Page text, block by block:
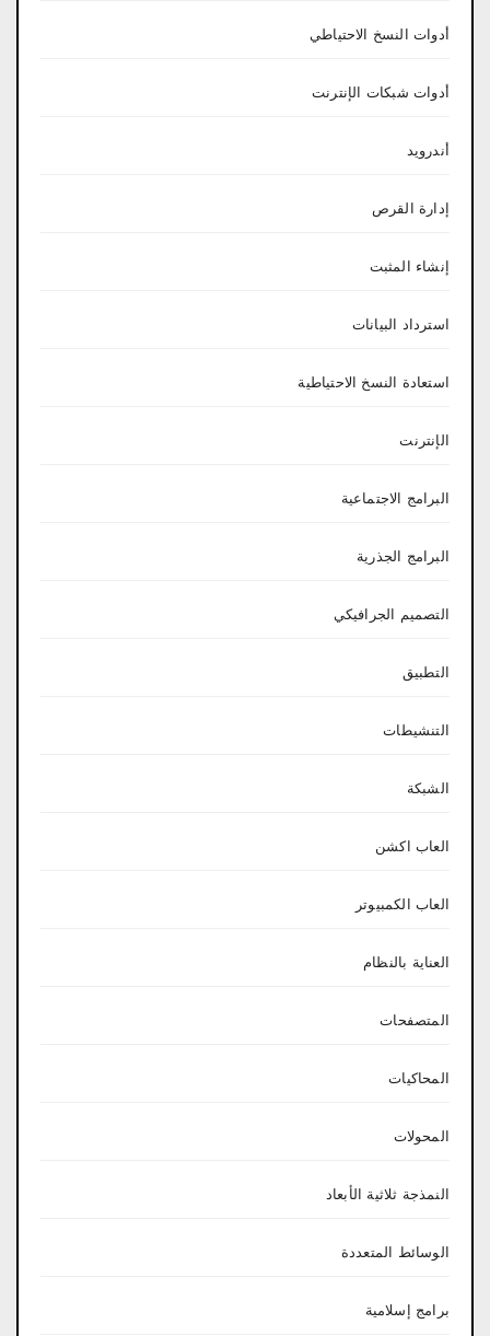
أدوات النسخ الاحتياطي
أدوات شبكات الإنترنت
أندرويد
إدارة القرص
إنشاء المثبت
استرداد البيانات
استعادة النسخ الاحتياطية
الإنترنت
البرامج الاجتماعية
البرامج الجذرية
التصميم الجرافيكي
التطبيق
التنشيطات
الشبكة
العاب اكشن
العاب الكمبيوتر
العناية بالنظام
المتصفحات
المحاكيات
المحولات
النمذجة ثلاثية الأبعاد
الوسائط المتعددة
برامج إسلامية